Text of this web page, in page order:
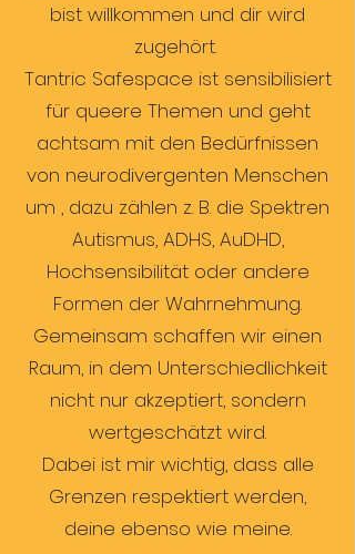
bist willkommen und dir wird
zugehört.
Tantric Safespace ist sensibilisiert
für queere Themen und geht
achtsam mit den Bedürfnissen
von neurodivergenten Menschen
um , dazu zählen z. B. die Spektren
Autismus, ADHS, AuDHD,
Hochsensibilität oder andere
Formen der Wahrnehmung.
Gemeinsam schaffen wir einen
Raum, in dem Unterschiedlichkeit
nicht nur akzeptiert, sondern
wertgeschätzt wird.
Dabei ist mir wichtig, dass alle
Grenzen respektiert werden,
deine ebenso wie meine.